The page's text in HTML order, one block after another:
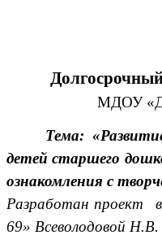
МДОУ
Тема:
детей старшего
ознакомления с
Разработан проект
69» Всеволодовой Н.В.